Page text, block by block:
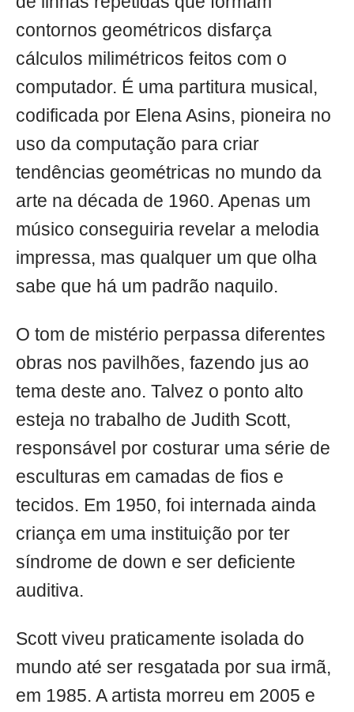
contornos geométricos disfarça
cálculos milimétricos feitos com o
computador. É uma partitura musical,
codificada por Elena Asins, pioneira no
uso da computação para criar
tendências geométricas no mundo da
arte na década de 1960. Apenas um
músico conseguiria revelar a melodia
impressa, mas qualquer um que olha
sabe que há um padrão naquilo.
O tom de mistério perpassa diferentes
obras nos pavilhões, fazendo jus ao
tema deste ano. Talvez o ponto alto
esteja no trabalho de Judith Scott,
responsável por costurar uma série de
esculturas em camadas de fios e
tecidos. Em 1950, foi internada ainda
criança em uma instituição por ter
síndrome de down e ser deficiente
auditiva.
Scott viveu praticamente isolada do
mundo até ser resgatada por sua irmã,
em 1985. A artista morreu em 2005 e